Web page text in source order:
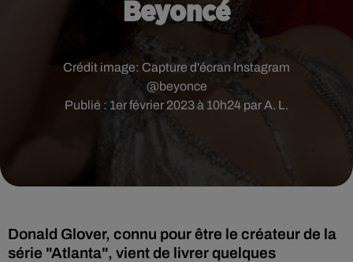
Beyoncé
Publié : 1er février 2023 à 10h24 par A. L.
Crédit image: Capture d'écran Instagram
@beyonce
Donald Glover, connu pour être le créateur de la
série "Atlanta", vient de livrer quelques